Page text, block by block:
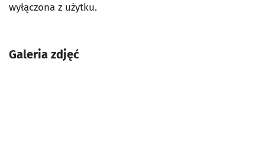
wyłączona z użytku.
Galeria zdjęć